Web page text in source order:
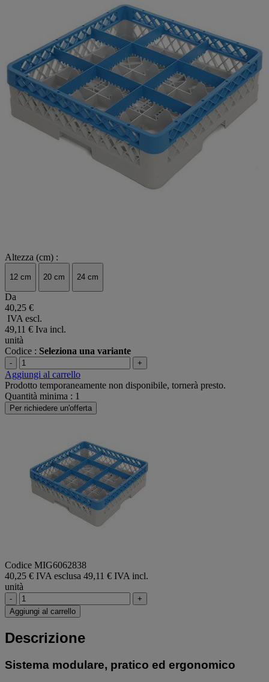
Altezza (cm) :
12 cm 20 cm 24 cm
Da
40,25 €
IVA escl.
49,11 € Iva incl.
unità
Codice : Seleziona una variante
- +
Aggiungi al carrello
Prodotto temporaneamente non disponibile, tornerà presto.
Quantità minima : 1
Per richiedere un'offerta
Codice MIG6062838
40,25 € IVA esclusa 49,11 € IVA incl.
unità
-
+
Aggiungi al carrello
Descrizione
Sistema modulare, pratico ed ergonomico